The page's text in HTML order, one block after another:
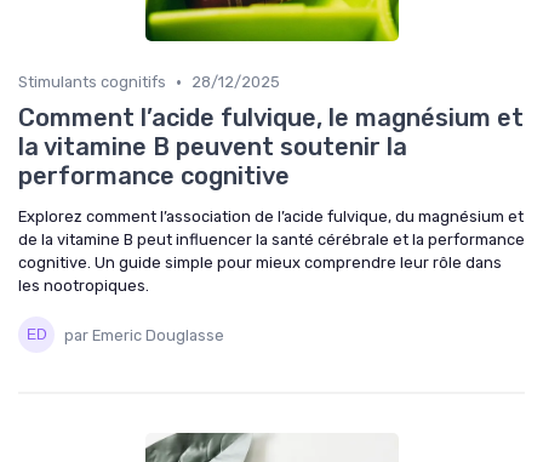
Stimulants cognitifs • 28/12/2025
Comment l’acide fulvique, le magnésium et
la vitamine B peuvent soutenir la
performance cognitive
Explorez comment l’association de l’acide fulvique, du magnésium et
de la vitamine B peut influencer la santé cérébrale et la performance
cognitive. Un guide simple pour mieux comprendre leur rôle dans
les nootropiques.
par Emeric Douglasse